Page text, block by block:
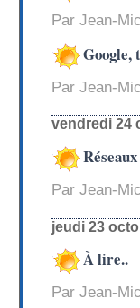
Par Jean-
Google,
Par Jean-
vendredi 24
Par Jean-
jeudi 23
À lire..
Par Jean-